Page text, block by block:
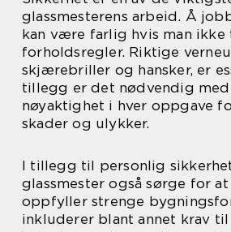
glassmesterens arbeid. Å
kan være farlig hvis man ikke
forholdsregler. Riktige
skjærebriller og hansker, er
tillegg er det nødvendig
nøyaktighet i hver oppgave
skader og ulykker.
I tillegg til personlig
glassmester også sørge for
oppfyller strenge
inkluderer blant annet krav